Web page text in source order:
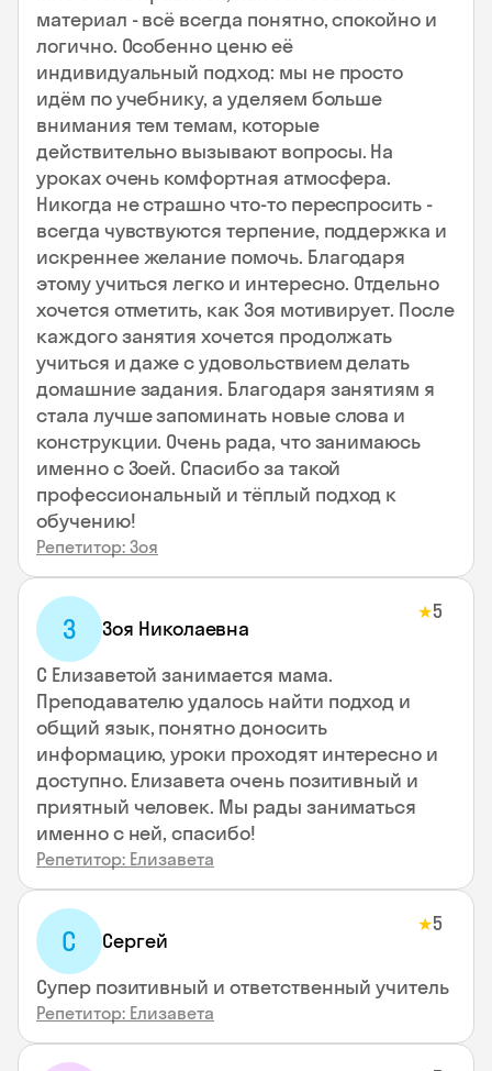
материал - всё всегда понятно, спокойно и
логично. Особенно ценю её
индивидуальный подход: мы не просто
идём по учебнику, а уделяем больше
внимания тем темам, которые
действительно вызывают вопросы. На
уроках очень комфортная атмосфера.
Никогда не страшно что-то переспросить -
всегда чувствуются терпение, поддержка и
искреннее желание помочь. Благодаря
этому учиться легко и интересно. Отдельно
хочется отметить, как Зоя мотивирует. После
каждого занятия хочется продолжать
учиться и даже с удовольствием делать
домашние задания. Благодаря занятиям я
стала лучше запоминать новые слова и
конструкции. Очень рада, что занимаюсь
именно с Зоей. Спасибо за такой
профессиональный и тёплый подход к
обучению!
Репетитор: Зоя
З Зоя Николаевна
★5
С Елизаветой занимается мама.
Преподавателю удалось найти подход и
общий язык, понятно доносить
информацию, уроки проходят интересно и
доступно. Елизавета очень позитивный и
приятный человек. Мы рады заниматься
именно с ней, спасибо!
Репетитор: Елизавета
С Сергей
★5
Супер позитивный и ответственный учитель
Репетитор: Елизавета